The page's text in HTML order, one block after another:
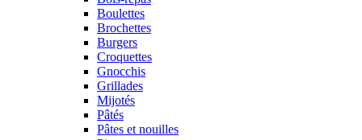
Boulettes
Brochettes
Burgers
Croquettes
Gnocchis
Grillades
Mijotés
Pâtés
Pâtes et nouilles